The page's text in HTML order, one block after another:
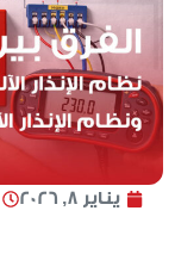
يناير 8, 2026